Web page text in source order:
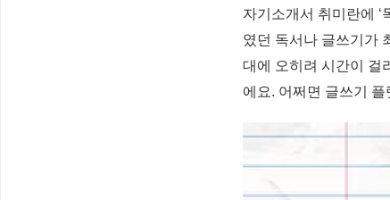
자기소개서 취미란에
였던 독서나 글쓰기가
대에 오히려 시간이 걸
에요. 어쩌면 글쓰기